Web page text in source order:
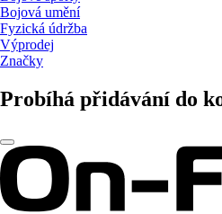
Bojová umění
Fyzická údržba
Výprodej
Značky
Probíhá přidávání do